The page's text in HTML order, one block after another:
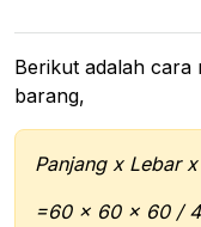
Berikut adalah cara
barang,
Panjang x Lebar
=60 x 60 x 60 /